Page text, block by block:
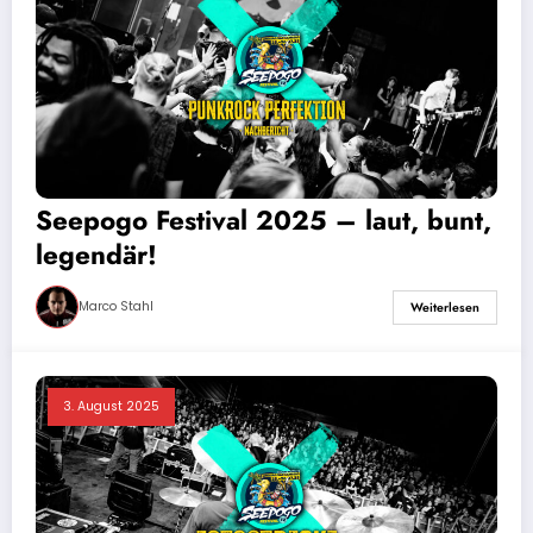
Seepogo Festival 2025 – laut, bunt,
legendär!
Marco Stahl Weiterlesen
3. August 2025